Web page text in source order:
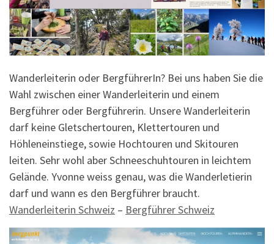
Wanderleiterin oder BergführerIn? Bei uns haben Sie die
Wahl zwischen einer Wanderleiterin und einem
Bergführer oder Bergführerin. Unsere Wanderleiterin
darf keine Gletschertouren, Klettertouren und
Höhleneinstiege, sowie Hochtouren und Skitouren
leiten. Sehr wohl aber Schneeschuhtouren in leichtem
Gelände. Yvonne weiss genau, was die Wanderletierin
darf und wann es den Bergführer braucht.
Wanderleiterin Schweiz – Bergführer Schweiz